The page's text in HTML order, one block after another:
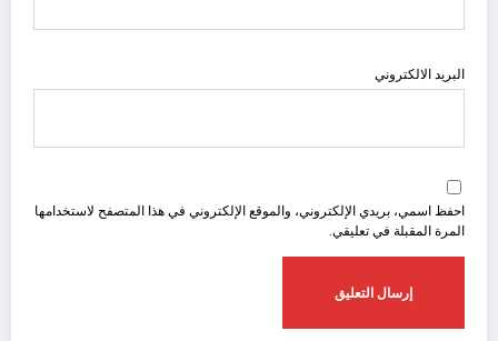
البريد الالكتروني
احفظ اسمي، بريدي الإلكتروني، والموقع الإلكتروني في هذا المتصفح لاستخدامها
المرة المقبلة في تعليقي.